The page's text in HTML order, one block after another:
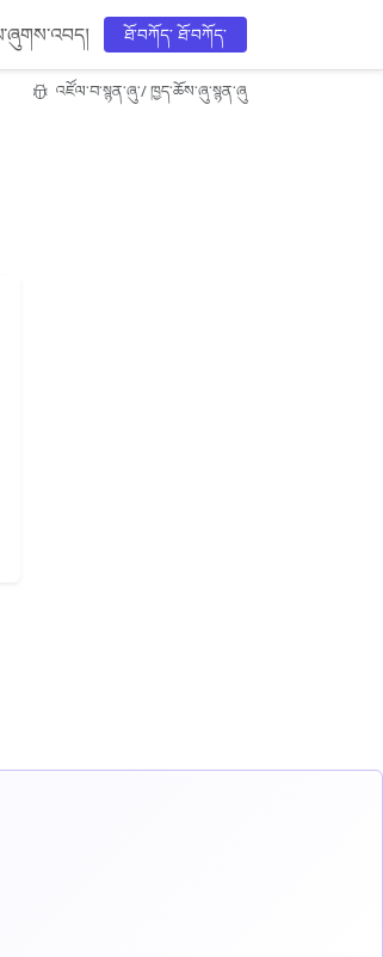
ཐོ་བཀོད་ ཐོ་བཀོད་
འཛོལ་བ་སྙན་ཞུ་/ ཁྱད་ཆོས་ཞུ་སྙན་ཞུ